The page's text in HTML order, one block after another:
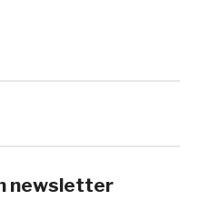
newsletter